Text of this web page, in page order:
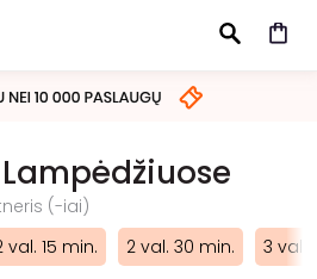
IEŠKOTI
(-iai)
val. 15 min. 2 val. 30 min. 3 val.